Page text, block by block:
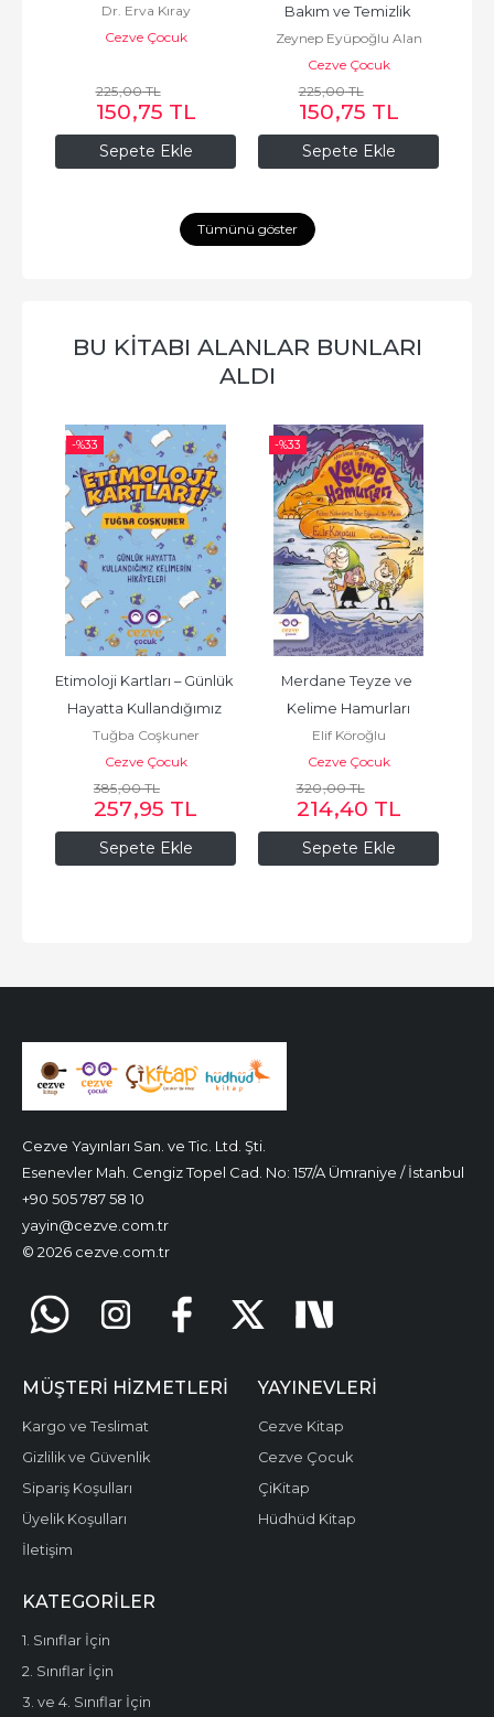
Sepete Ekle
Dr. Erva Kıray
Cezve Çocuk
225,00TL
150,75 TL
Sepete Ekle
Bakım ve Temizlik
Hikâyesi
Zeynep Eyüpoğlu Alan
Cezve Çocuk
225,00TL
150,75 TL
Tümünü göster
BU KITABI ALANLAR BUNLARI
ALDI
-%33
Sepete Ekle
Etimoloji Kartları – Günlük
Hayatta Kullandığımız
Kelimelerin Hikâyeleri
Tuğba Coşkuner
Cezve Çocuk
385,00TL
257,95 TL
-%33
Sepete Ekle
Merdane Teyze ve
Kelime Hamurları
Elif Köroğlu
Cezve Çocuk
320,00TL
214,40 TL
Cezve Yayınları San. ve Tic. Ltd. Şti.
Esenevler Mah. Cengiz Topel Cad. No: 157/A Ümraniye / İstanbul
+90 505 787 58 10
yayin@cezve.com.tr
© 2026 cezve.com.tr
MÜŞTERI HIZMETLERI
Kargo ve Teslimat
Gizlilik ve Güvenlik
Sipariş Koşulları
Üyelik Koşulları
İletişim
YAYINEVLERI
Cezve Kitap
Cezve Çocuk
ÇiKitap
Hüdhüd Kitap
KATEGORILER
1. Sınıflar İçin
2. Sınıflar İçin
3. ve 4. Sınıflar İçin